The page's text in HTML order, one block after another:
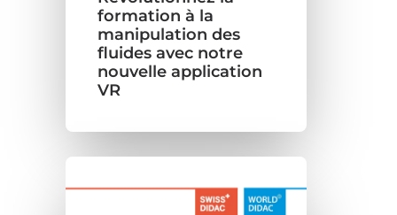
formation à la
manipulation des
fluides avec notre
nouvelle application
VR